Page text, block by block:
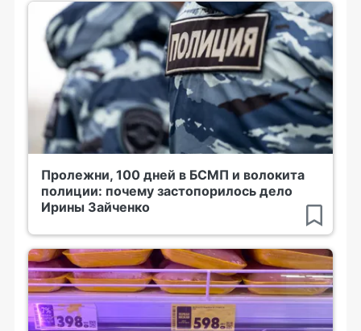
Пролежни, 100 дней в БСМП и волокита
полиции: почему застопорилось дело
Ирины Зайченко